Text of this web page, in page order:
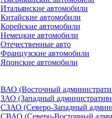
Итальянские автомобили
Китайские автомобили
Корейские автомобили
Немецкие автомобили
Отечественные авто
Французские автомобили
Японские автомобили
ВАО (Восточный
ЗАО (Западный
СЗАО (Северо-Западный
СВАО (Северо-Восточный